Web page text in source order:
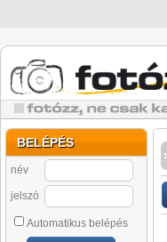
BELÉPÉS
név
jelszó
Automatikus belépés